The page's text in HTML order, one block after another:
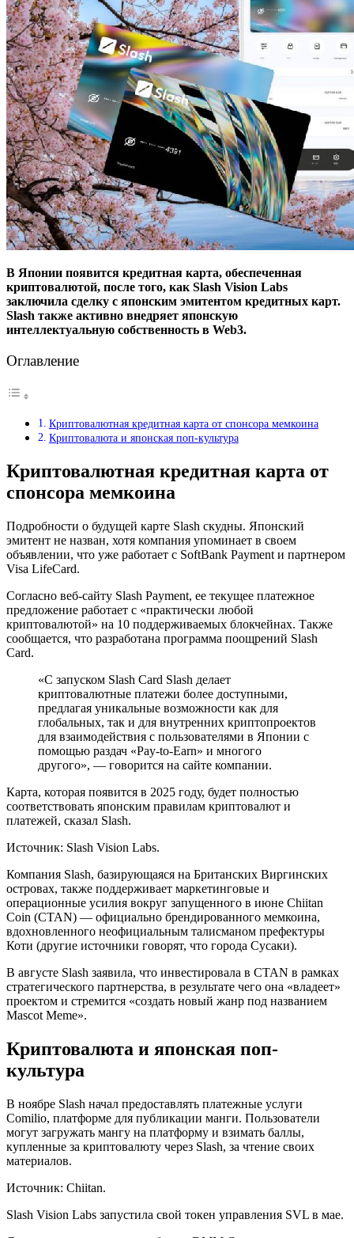
В Японии появится кредитная карта, обеспеченная
криптовалютой, после того, как Slash Vision Labs
заключила сделку с японским эмитентом кредитных карт.
Slash также активно внедряет японскую
интеллектуальную собственность в Web3.
Оглавление
Криптовалютная кредитная карта от спонсора мемкоина
Криптовалюта и японская поп-культура
Криптовалютная кредитная карта от
спонсора мемкоина
Подробности о будущей карте Slash скудны. Японский
эмитент не назван, хотя компания упоминает в своем
объявлении, что уже работает с SoftBank Payment и партнером
Visa LifeCard.
Согласно веб-сайту Slash Payment, ее текущее платежное
предложение работает с «практически любой
криптовалютой» на 10 поддерживаемых блокчейнах. Также
сообщается, что разработана программа поощрений Slash
Card.
«С запуском Slash Card Slash делает
криптовалютные платежи более доступными,
предлагая уникальные возможности как для
глобальных, так и для внутренних криптопроектов
для взаимодействия с пользователями в Японии с
помощью раздач «Pay-to-Earn» и многого
другого», — говорится на сайте компании.
Карта, которая появится в 2025 году, будет полностью
соответствовать японским правилам криптовалют и
платежей, сказал Slash.
Источник: Slash Vision Labs.
Компания Slash, базирующаяся на Британских Виргинских
островах, также поддерживает маркетинговые и
операционные усилия вокруг запущенного в июне Chiitan
Coin (CTAN) — официально брендированного мемкоина,
вдохновленного неофициальным талисманом префектуры
Коти (другие источники говорят, что города Сусаки).
В августе Slash заявила, что инвестировала в CTAN в рамках
стратегического партнерства, в результате чего она «владеет»
проектом и стремится «создать новый жанр под названием
Mascot Meme».
Криптовалюта и японская поп-
культура
В ноябре Slash начал предоставлять платежные услуги
Comilio, платформе для публикации манги. Пользователи
могут загружать мангу на платформу и взимать баллы,
купленные за криптовалюту через Slash, за чтение своих
материалов.
Источник: Chiitan.
Slash Vision Labs запустила свой токен управления SVL в мае.